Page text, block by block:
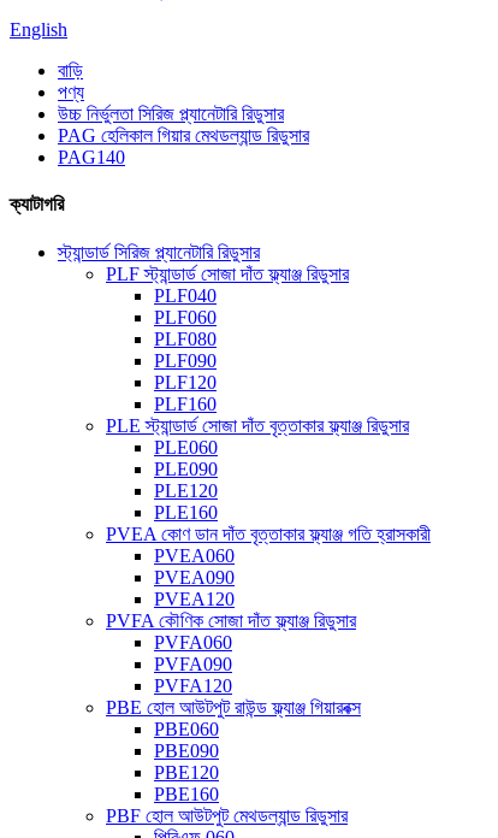
English
বাড়ি
পণ্য
উচ্চ নির্ভুলতা সিরিজ প্ল্যানেটারি রিডুসার
PAG হেলিকাল গিয়ার মেথডল্যান্ড রিডুসার
PAG140
ক্যাটাগরি
স্ট্যান্ডার্ড সিরিজ প্ল্যানেটারি রিডুসার
PLF স্ট্যান্ডার্ড সোজা দাঁত ফ্ল্যাঞ্জ রিডুসার
PLF040
PLF060
PLF080
PLF090
PLF120
PLF160
PLE স্ট্যান্ডার্ড সোজা দাঁত বৃত্তাকার ফ্ল্যাঞ্জ রিডুসার
PLE060
PLE090
PLE120
PLE160
PVEA কোণ ডান দাঁত বৃত্তাকার ফ্ল্যাঞ্জ গতি হ্রাসকারী
PVEA060
PVEA090
PVEA120
PVFA কৌণিক সোজা দাঁত ফ্ল্যাঞ্জ রিডুসার
PVFA060
PVFA090
PVFA120
PBE হোল আউটপুট রাউন্ড ফ্ল্যাঞ্জ গিয়ারবক্স
PBE060
PBE090
PBE120
PBE160
PBF হোল আউটপুট মেথডল্যান্ড রিডুসার